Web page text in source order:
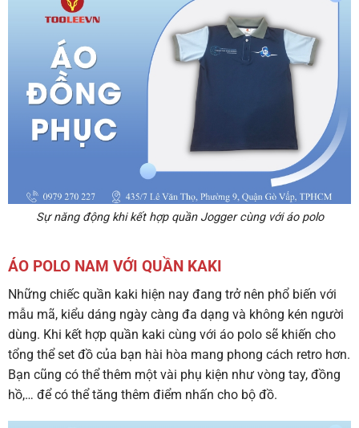
Sự năng động khi kết hợp quần Jogger cùng với áo polo
ÁO POLO NAM VỚI QUẦN KAKI
Những chiếc quần kaki hiện nay đang trở nên phổ biến với
mẫu mã, kiểu dáng ngày càng đa dạng và không kén người
dùng. Khi kết hợp quần kaki cùng với áo polo sẽ khiến cho
tổng thể set đồ của bạn hài hòa mang phong cách retro hơn.
Bạn cũng có thể thêm một vài phụ kiện như vòng tay, đồng
hồ,… để có thể tăng thêm điểm nhấn cho bộ đồ.